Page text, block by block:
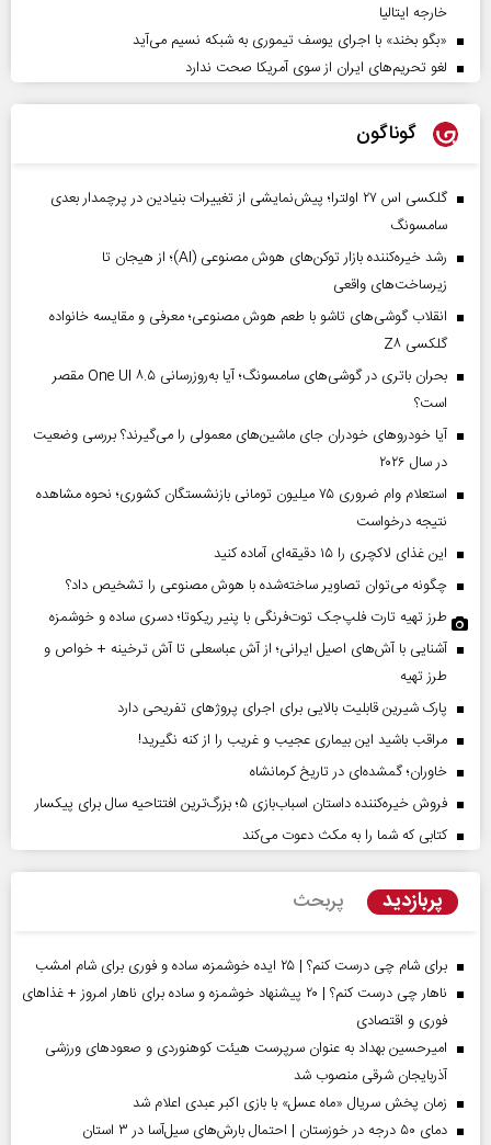
خارجه ایتالیا
«بگو بخند» با اجرای یوسف تیموری به شبکه نسیم می‌آید
لغو تحریم‌های ایران از سوی آمریکا صحت ندارد
گوناگون
گلکسی اس ۲۷ اولترا؛ پیش‌نمایشی از تغییرات بنیادین در پرچمدار بعدی
سامسونگ
رشد خیره‌کننده بازار توکن‌های هوش مصنوعی (AI)؛ از هیجان تا
زیرساخت‌های واقعی
انقلاب گوشی‌های تاشو‌ با طعم هوش مصنوعی؛ معرفی و مقایسه خانواده
گلکسی Z۸
بحران باتری در گوشی‌های سامسونگ؛ آیا به‌روزرسانی One UI ۸.۵ مقصر
است؟
آیا خودروهای خودران جای ماشین‌های معمولی را می‌گیرند؟ بررسی وضعیت
در سال ۲۰۲۶
استعلام وام ضروری ۷۵ میلیون تومانی بازنشستگان کشوری؛ نحوه مشاهده
نتیجه درخواست
این غذای لاکچری را ۱۵ دقیقه‌ای آماده کنید
چگونه می‌توان تصاویر ساخته‌شده با هوش مصنوعی را تشخیص داد؟
طرز تهیه تارت فلپ‌جک توت‌فرنگی با پنیر ریکوتا؛ دسری ساده و خوشمزه
آشنایی با آش‌های اصیل ایرانی؛ از آش عباسعلی تا آش ترخینه + خواص و
طرز تهیه
پارک شیرین قابلیت‌ بالایی برای اجرای پروژهای تفریحی دارد
مراقب باشید این بیماری عجیب و غریب را از کنه نگیرید!
خاوران؛ گمشده‌ای در تاریخ کرمانشاه
فروش خیره‌کننده داستان اسباب‌بازی ۵؛ بزرگ‌ترین افتتاحیه سال برای پیکسار
کتابی که شما را به مکث دعوت می‌کند
پربازدید پربحث
برای شام چی درست کنم؟ | ۲۵ ایده خوشمزه، ساده و فوری برای شام امشب
ناهار چی درست کنم؟ | ۲۰ پیشنهاد خوشمزه و ساده برای ناهار امروز + غذاهای
فوری و اقتصادی
امیرحسین بهداد به عنوان سرپرست هیئت کوهنوردی و صعودهای ورزشی
آذربایجان شرقی منصوب شد
زمان پخش سریال «ماه عسل» با بازی اکبر عبدی اعلام شد
دمای ۵۰ درجه در خوزستان | احتمال بارش‌های سیل‌آسا در ۳ استان